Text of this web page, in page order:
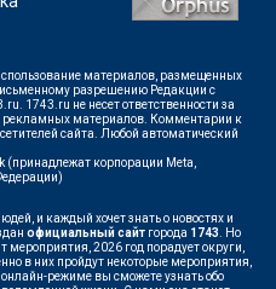
материалов, размещенных
разрешению Редакции с
1743.ru не несет ответственности за
рекламных материалов. Комментарии к
сайта. Любой автоматический
корпорации Meta,
и каждый хочет знать о новостях и
официальный сайт города 1743 . Но
мероприятия, 2026 год порадует округи,
в них пройдут некоторые мероприятия,
онлайн-режиме вы сможете узнать обо